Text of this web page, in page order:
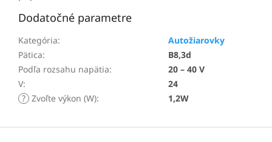
Dodatočné parametre
Kategória:
Autožiarovky
Pätica:
B8,3d
Podľa rozsahu napätia:
20 – 40 V
V:
24
? Zvoľte výkon (W): 1,2W
Z